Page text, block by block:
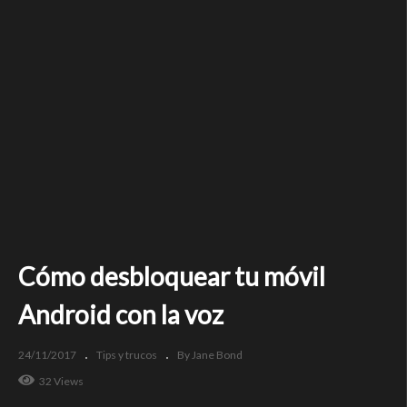
Cómo desbloquear tu móvil
Android con la voz
24/11/2017 Tips y trucos
By Jane Bond
32 Views